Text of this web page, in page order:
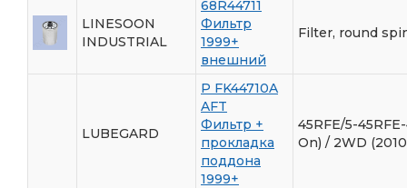
LINESOON
INDUSTRIAL
68R44711
Фильтр
1999+
внешний
Filter, round
LUBEGARD
P FK44710A
AFT
Фильтр +
прокладка
поддона
1999+
45RFE/5-
On) / 2WD